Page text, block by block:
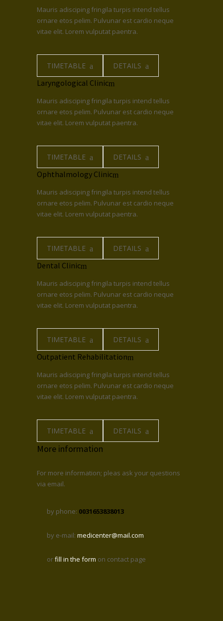
Mauris adisciping fringila turpis intend tellus
ornare etos pelim. Pulvunar est cardio neque
vitae elit. Lorem vulputat paentra.
TIMETABLE DETAILS
Laryngological Clinic
Mauris adisciping fringila turpis intend tellus
ornare etos pelim. Pulvunar est cardio neque
vitae elit. Lorem vulputat paentra.
TIMETABLE DETAILS
Ophthalmology Clinic
Mauris adisciping fringila turpis intend tellus
ornare etos pelim. Pulvunar est cardio neque
vitae elit. Lorem vulputat paentra.
TIMETABLE DETAILS
Dental Clinic
Mauris adisciping fringila turpis intend tellus
ornare etos pelim. Pulvunar est cardio neque
vitae elit. Lorem vulputat paentra.
TIMETABLE DETAILS
Outpatient Rehabilitation
Mauris adisciping fringila turpis intend tellus
ornare etos pelim. Pulvunar est cardio neque
vitae elit. Lorem vulputat paentra.
TIMETABLE DETAILS
More information
For more information; pleas ask your questions
via email.
by phone: 0031653838013
by e-mail: medicenter@mail.com
orfill in the form on contact page